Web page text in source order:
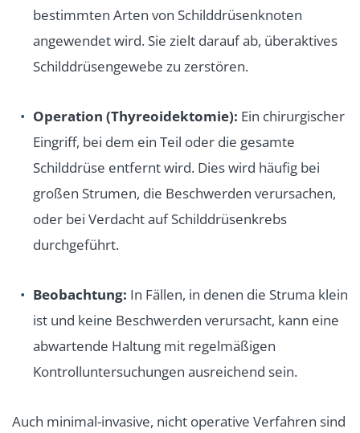
bestimmten Arten von Schilddrüsenknoten
angewendet wird. Sie zielt darauf ab, überaktives
Schilddrüsengewebe zu zerstören.
Operation (Thyreoidektomie): Ein chirurgischer
Eingriff, bei dem ein Teil oder die gesamte
Schilddrüse entfernt wird. Dies wird häufig bei
großen Strumen, die Beschwerden verursachen,
oder bei Verdacht auf Schilddrüsenkrebs
durchgeführt.
Beobachtung: In Fällen, in denen die Struma klein
ist und keine Beschwerden verursacht, kann eine
abwartende Haltung mit regelmäßigen
Kontrolluntersuchungen ausreichend sein.
Auch minimal-invasive, nicht operative Verfahren sind